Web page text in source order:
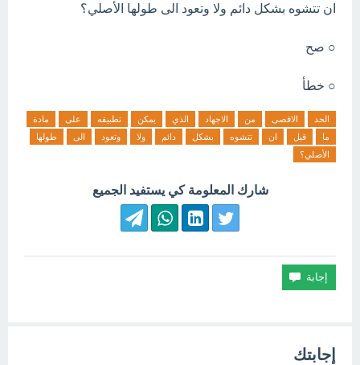
ان تتشوه بشكل دائم ولا وتعود الى طولها الأصلي؟
○ صح
○ خطأ
الحد الاقصى من الاجهاد الذي يمكن تطبيقه على
مادة
ما
قبل ان تتشوه بشكل دائم ولا وتعود الى
طولها
الأصلي؟
شارك المعلومة كي يستفيد الجميع
إجابتك